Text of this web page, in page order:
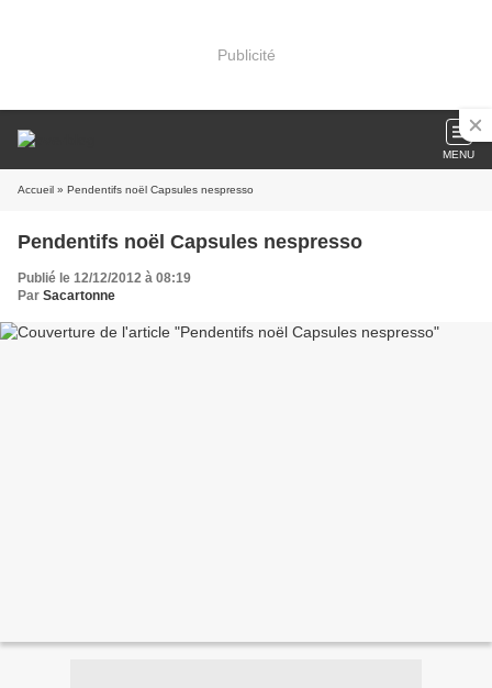
Publicité
MENU
Accueil » Pendentifs noël Capsules nespresso
Pendentifs noël Capsules nespresso
Publié le 12/12/2012 à 08:19
Par Sacartonne